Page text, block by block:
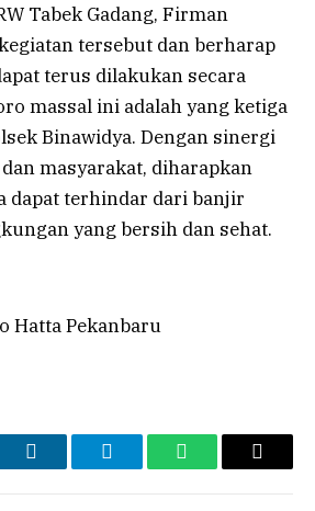
Tabek Gadang, Firman
tersebut dan berharap
terus dilakukan secara
massal ini adalah yang ketiga
Binawidya. Dengan sinergi
masyarakat, diharapkan
dapat terhindar dari banjir
yang bersih dan sehat.
LinkedInTelegramWhatsAppCopy